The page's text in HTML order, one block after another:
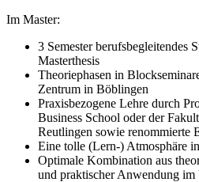
Im Master:
3 Semester berufsbegleitendes
Masterthesis
Theoriephasen in
Zentrum in Böblingen
Praxisbezogene Lehre durch
Business School oder der
Reutlingen sowie renommierte
Eine tolle (Lern-) Atmosphäre
Optimale Kombination aus
und praktischer Anwendung im